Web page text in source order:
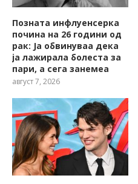
Позната инфлуенсерка
почина на 26 години од
рак: Ја обвинуваа дека
ја лажирала болеста за
пари, а сега занемеа
август 7, 2026